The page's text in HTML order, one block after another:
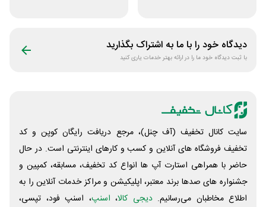
دیدگاه خود را با ما به اشتراک بگذارید
با ثبت دیدگاه خود ما را در ارائه بهتر خدمات یاری کنید
سایت کانال تخفیف (آف چنل)، مرجع دریافت رایگان کوپن و کد
تخفیف فروشگاه های آنلاین و کسب و‌ کارهای اینترنتی است. در حال
حاضر با همراهی استارت آپ ها انواع کد تخفیف، مسابقه، کمپین و
جشنواره های صدها برند معتبر، اپلیکیشن و مراکز خدمات آنلاین را به
اطلاع مخاطبان می‌رسانیم. دیجی کالا، اسنپ، اسنپ فود، تپسی،